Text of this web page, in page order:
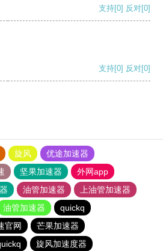
支持[0] 反对[0]
支持[0] 反对[0]
旋风
优途加速器
坚果加速器
外网app
油管加速器
上油管加速器
油管加速器
quickq
官网
芒果加速器
旋风加速度器